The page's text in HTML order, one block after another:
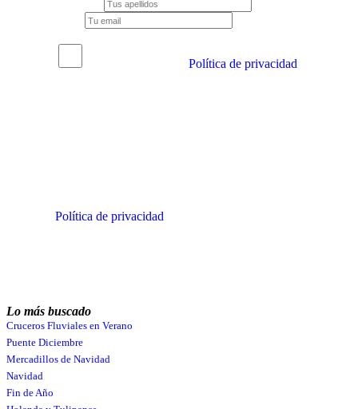
Política de privacidad
Política de privacidad
Lo más buscado
Cruceros Fluviales en Verano
Puente Diciembre
Mercadillos de Navidad
Navidad
Fin de Año